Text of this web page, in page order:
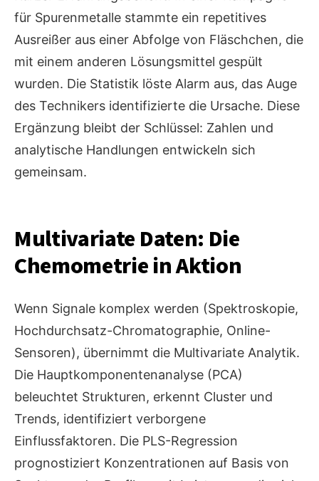
für Spurenmetalle stammte ein repetitives
Ausreißer aus einer Abfolge von Fläschchen, die
mit einem anderen Lösungsmittel gespült
wurden. Die Statistik löste Alarm aus, das Auge
des Technikers identifizierte die Ursache. Diese
Ergänzung bleibt der Schlüssel: Zahlen und
analytische Handlungen entwickeln sich
gemeinsam.
Multivariate Daten: Die
Chemometrie in Aktion
Wenn Signale komplex werden (Spektroskopie,
Hochdurchsatz-Chromatographie, Online-
Sensoren), übernimmt die Multivariate Analytik.
Die Hauptkomponentenanalyse (PCA)
beleuchtet Strukturen, erkennt Cluster und
Trends, identifiziert verborgene
Einflussfaktoren. Die PLS-Regression
prognostiziert Konzentrationen auf Basis von